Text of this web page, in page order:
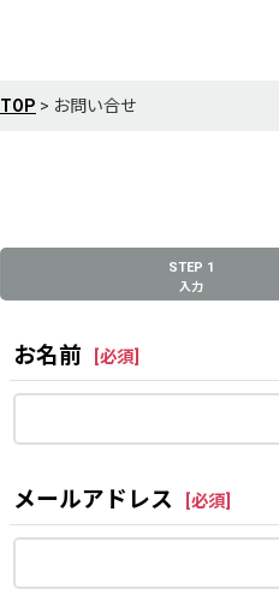
TOP > お問い合せ
STEP 1
入力
お名前 必須
メールアドレス 必須